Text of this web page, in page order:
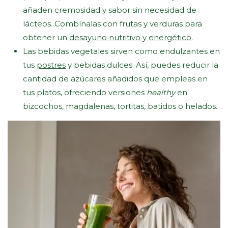
añaden cremosidad y sabor sin necesidad de
lácteos. Combínalas con frutas y verduras para
obtener un desayuno nutritivo y energético.
Las bebidas vegetales sirven como endulzantes en
tus postres y bebidas dulces. Así, puedes reducir la
cantidad de azúcares añadidos que empleas en
tus platos, ofreciendo versiones healthyen
bizcochos, magdalenas, tortitas, batidos o helados.